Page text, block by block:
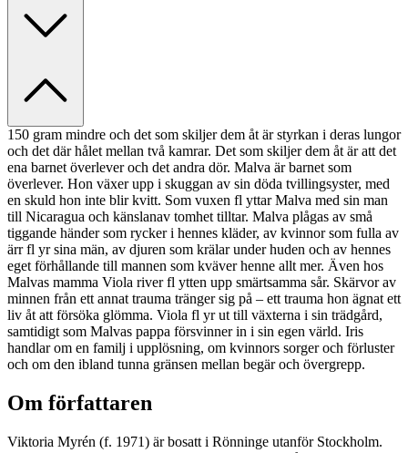
150 gram mindre och det som skiljer dem åt är styrkan i deras lungor
och det där hålet mellan två kamrar. Det som skiljer dem åt är att det
ena barnet överlever och det andra dör. Malva är barnet som
överlever. Hon växer upp i skuggan av sin döda tvillingsyster, med
en skuld hon inte blir kvitt. Som vuxen fl yttar Malva med sin man
till Nicaragua och känslanav tomhet tilltar. Malva plågas av små
tiggande händer som rycker i hennes kläder, av kvinnor som fulla av
ärr fl yr sina män, av djuren som krälar under huden och av hennes
eget förhållande till mannen som kväver henne allt mer. Även hos
Malvas mamma Viola river fl ytten upp smärtsamma sår. Skärvor av
minnen från ett annat trauma tränger sig på – ett trauma hon ägnat ett
liv åt att försöka glömma. Viola fl yr ut till växterna i sin trädgård,
samtidigt som Malvas pappa försvinner in i sin egen värld. Iris
handlar om en familj i upplösning, om kvinnors sorger och förluster
och om den ibland tunna gränsen mellan begär och övergrepp.
Om författaren
Viktoria Myrén (f. 1971) är bosatt i Rönninge utanför Stockholm.